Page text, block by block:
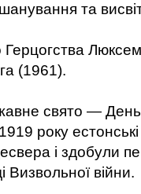
та
(1961).
свято —
року естонські
і здобули
Визвольної війни.